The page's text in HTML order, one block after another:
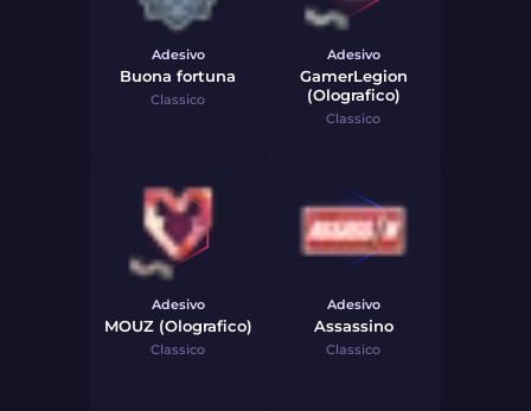
Adesivo
Buona fortuna
Classico
Adesivo
GamerLegion
(Olografico)
Classico
Adesivo
MOUZ (Olografico)
Classico
Adesivo
Assassino
Classico